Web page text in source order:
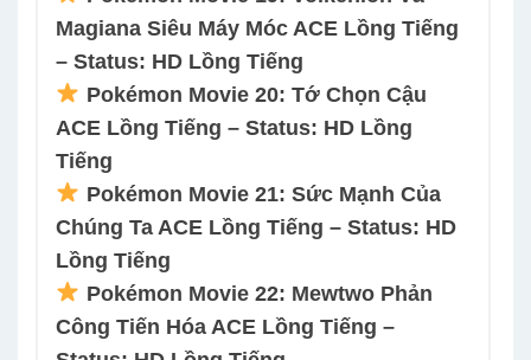
Magiana Siêu Máy Móc ACE Lồng Tiếng
– Status: HD Lồng Tiếng
Pokémon Movie 20: Tớ Chọn Cậu
ACE Lồng Tiếng – Status: HD Lồng
Tiếng
Pokémon Movie 21: Sức Mạnh Của
Chúng Ta ACE Lồng Tiếng – Status: HD
Lồng Tiếng
Pokémon Movie 22: Mewtwo Phản
Công Tiến Hóa ACE Lồng Tiếng –